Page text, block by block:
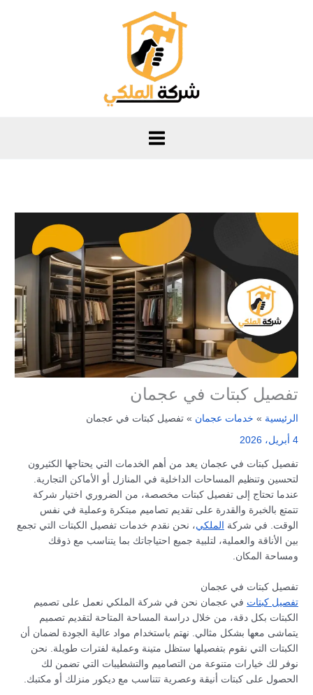
تفصيل كبتات في عجمان
الرئيسية خدمات عجمان تفصيل كبتات في عجمان
4 أبريل، 2026
تفصيل كبتات في عجمان يعد من أهم الخدمات التي يحتاجها الكثيرون
لتحسين وتنظيم المساحات الداخلية في المنازل أو الأماكن التجارية.
عندما تحتاج إلى تفصيل كبتات مخصصة، من الضروري اختيار شركة
تتمتع بالخبرة والقدرة على تقديم تصاميم مبتكرة وعملية في نفس
الوقت. في شركة
الملكي، نحن نقدم خدمات تفصيل الكبتات التي تجمع
بين الأناقة والعملية، لتلبية جميع احتياجاتك بما يتناسب مع ذوقك
ومساحة المكان.
تفصيل كبتات في عجمان
تفصيل كبتات في عجمان نحن في شركة الملكي نعمل على تصميم
الكبتات بكل دقة، من خلال دراسة المساحة المتاحة لتقديم تصميم
يتماشى معها بشكل مثالي. نهتم باستخدام مواد عالية الجودة لضمان أن
الكبتات التي نقوم بتفصيلها ستظل متينة وعملية لفترات طويلة. نحن
نوفر لك خيارات متنوعة من التصاميم والتشطيبات التي تضمن لك
الحصول على كبتات أنيقة وعصرية تتناسب مع ديكور منزلك أو مكتبك.